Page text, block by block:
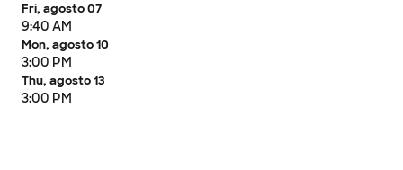
Fri, agosto 07
9:40 AM
Mon, agosto 10
3:00 PM
Thu, agosto 13
3:00 PM